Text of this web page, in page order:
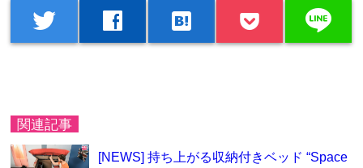
twitter facebook hatenabookmark line
関連記事
[NEWS] 持ち上がる収納付きベッド “Space